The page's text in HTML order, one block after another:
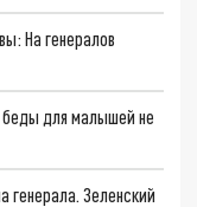
На генералов
беды для малышей не
Зеленский